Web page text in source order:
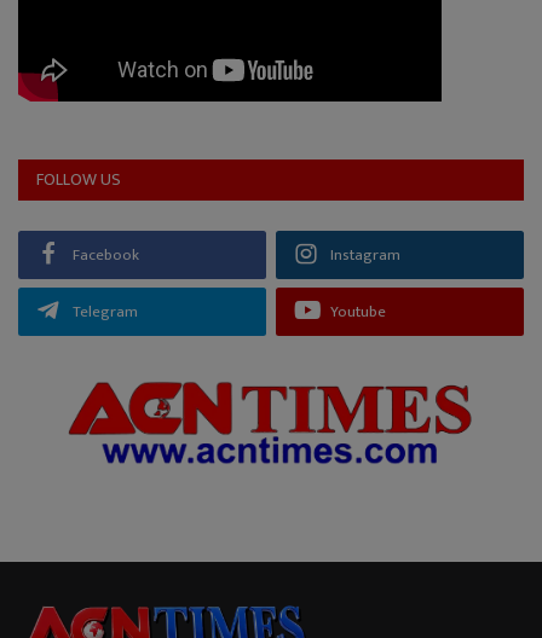
FOLLOW US
Facebook Instagram
Telegram Youtube